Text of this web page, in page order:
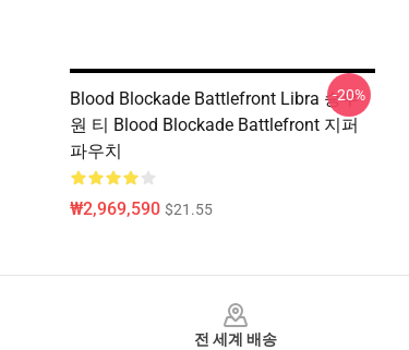
Blood Blockade Battlefront Libra 승무
원 티 Blood Blockade Battlefront 지퍼
파우치
₩2,969,590 $21.55
-20%
전 세계 배송